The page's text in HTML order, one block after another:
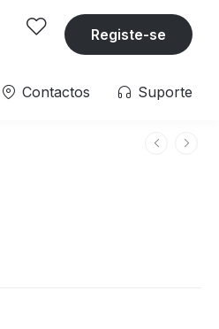
Registe-se
Contactos Suporte